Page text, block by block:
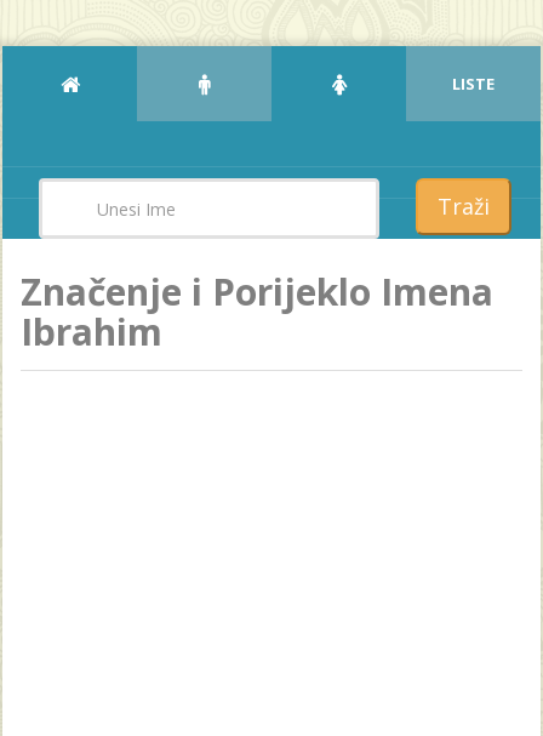
LISTE
Traži
Značenje i Porijeklo Imena
Ibrahim